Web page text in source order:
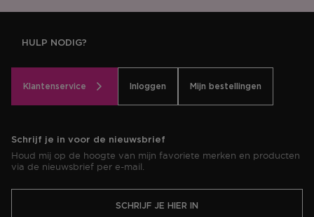
HULP NODIG?
Klantenservice Inloggen Mijn bestellingen
Schrijf je in voor de nieuwsbrief
Houd mij op de hoogte van mijn favoriete merken en producten
via de nieuwsbrief per e-mail.
SCHRIJF JE HIER IN